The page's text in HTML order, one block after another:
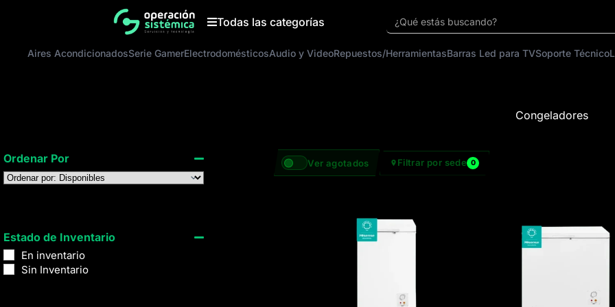
Todas las categorías ¿Qué estás buscando?
Aires AcondicionadosSerie GamerElectrodomésticosAudio y VideoRepuestos/HerramientasBarras Led para TVSoporte Técnico
Congeladores
Ver agotados Filtrar por sede 0
Ordenar Por
Sort Products
Estado de Inventario
En inventario
Sin Inventario